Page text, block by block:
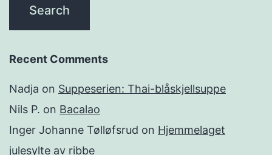
Recent Comments
Nadja on Suppeserien: Thai-blåskjellsuppe
Nils P. on Bacalao
Inger Johanne Tølløfsrud on Hjemmelaget
julesylte av ribbe